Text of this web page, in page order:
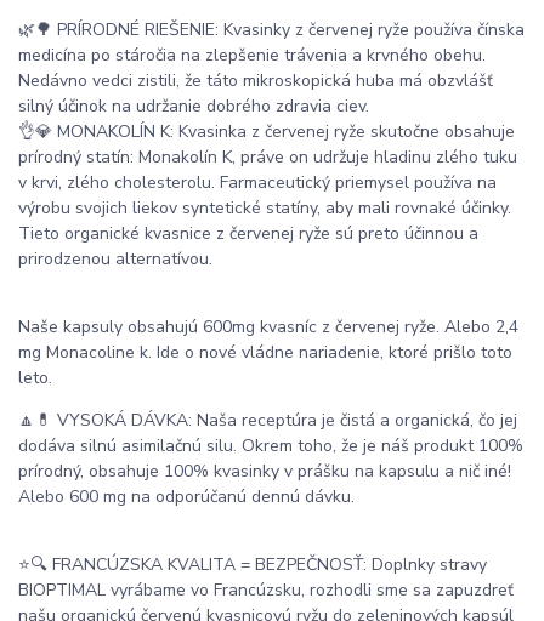
🌿🌳 PRÍRODNÉ RIEŠENIE: Kvasinky z červenej ryže používa čínska
medicína po stáročia na zlepšenie trávenia a krvného obehu.
Nedávno vedci zistili, že táto mikroskopická huba má obzvlášť
silný účinok na udržanie dobrého zdravia ciev.
👌💎 MONAKOLÍN K: Kvasinka z červenej ryže skutočne obsahuje
prírodný statín: Monakolín K, práve on udržuje hladinu zlého tuku
v krvi, zlého cholesterolu. Farmaceutický priemysel používa na
výrobu svojich liekov syntetické statíny, aby mali rovnaké účinky.
Tieto organické kvasnice z červenej ryže sú preto účinnou a
prirodzenou alternatívou.
Naše kapsuly obsahujú 600mg kvasníc z červenej ryže. Alebo 2,4
mg Monacoline k. Ide o nové vládne nariadenie, ktoré prišlo toto
leto.
🔼💊 VYSOKÁ DÁVKA: Naša receptúra ​​je čistá a organická, čo jej
dodáva silnú asimilačnú silu. Okrem toho, že je náš produkt 100%
prírodný, obsahuje 100% kvasinky v prášku na kapsulu a nič iné!
Alebo 600 mg na odporúčanú dennú dávku.
⭐🔍 FRANCÚZSKA KVALITA = BEZPEČNOSŤ: Doplnky stravy
BIOPTIMAL vyrábame vo Francúzsku, rozhodli sme sa zapuzdreť
našu organickú červenú kvasnicovú ryžu do zeleninových kapsúl